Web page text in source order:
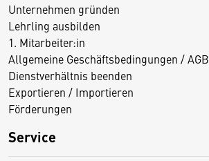
Unternehmen gründen
Lehrling ausbilden
1. Mitarbeiter:in
Allgemeine Geschäftsbedingungen / AGB
Dienstverhältnis beenden
Exportieren / Importieren
Förderungen
Service